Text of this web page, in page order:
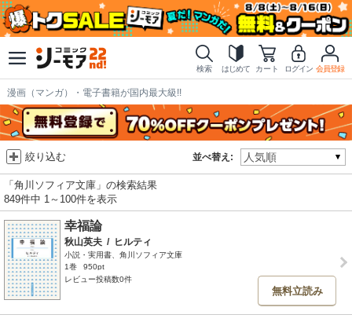
検索 はじめて カート ログイン 会員登録
漫画（マンガ）・電子書籍が国内最大級!!
並べ替え:
絞り込む
「角川ソフィア文庫」の検索結果
849件中 1～100件を表示
幸福論
秋山英夫 / ヒルティ
小説・実用書、角川ソフィア文庫
1巻
950pt
レビュー投稿数0件
無料立読み